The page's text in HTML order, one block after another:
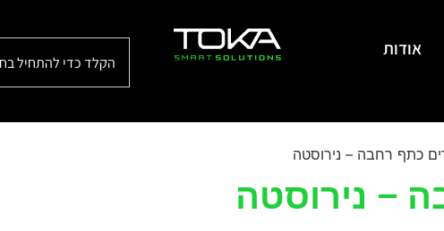
אודות
כתף רחבה – נירוסטה
– נירוסטה